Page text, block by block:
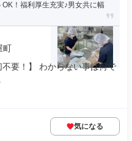
！福利厚生充実♪男女共に幅
町
要！】 わからない事は何で
気になる